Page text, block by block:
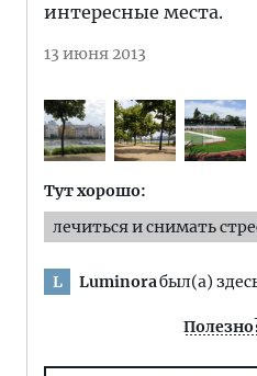
интересные места.
13 июня 2013
Тут хорошо:
лечиться и снимать
L Luminoraбыл(а)